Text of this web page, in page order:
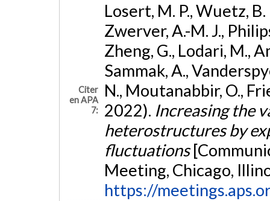
Citer
en APA
7:
Losert, M. P., Wuetz,
Zwerver, A.-M. J.,
Zheng, G., Lodari, M.,
Sammak, A.,
N., Moutanabbir, O.,
2022). Increasing the
heterostructures by
fluctuations
Meeting, Chicago,
https://